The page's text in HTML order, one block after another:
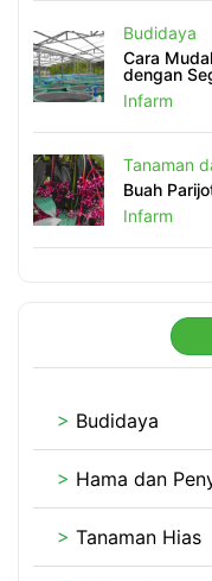
Budidaya
Cara
dengan
Infarm
Tanaman
Buah
Infarm
> Budidaya
> Hama dan
> Tanaman Hias